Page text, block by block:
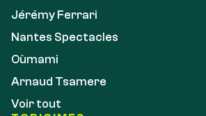
Jérémy Ferrari
Nantes Spectacles
Oùmami
Arnaud Tsamere
Voir tout